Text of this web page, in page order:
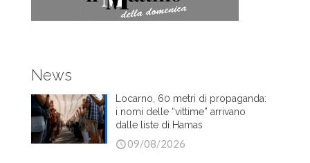
News
Locarno, 60 metri di propaganda:
i nomi delle “vittime” arrivano
dalle liste di Hamas
09/08/2026